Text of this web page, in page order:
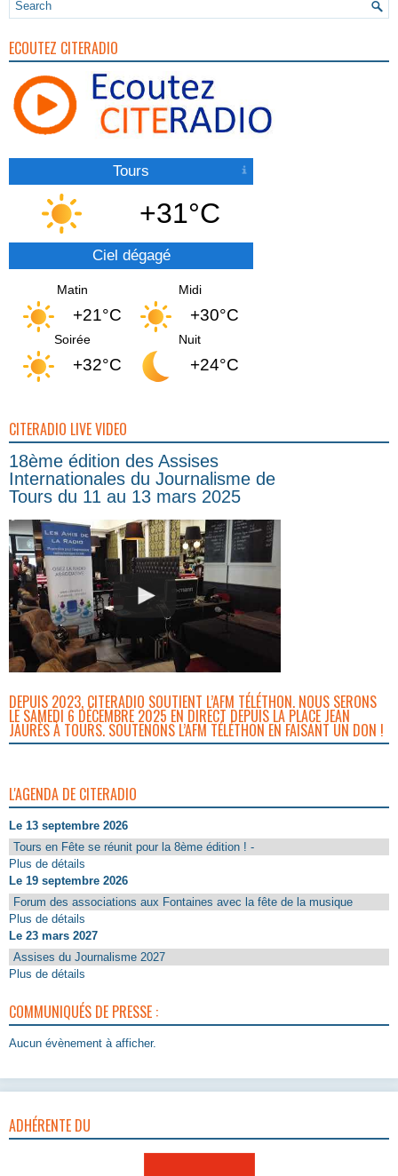
ECOUTEZ CITERADIO
Tours
+31°C
Ciel dégagé
Matin
+21°C
Midi
+30°C
Soirée
+32°C
Nuit
+24°C
CITERADIO LIVE VIDEO
18ème édition des Assises
Internationales du Journalisme de
Tours du 11 au 13 mars 2025
DEPUIS 2023, CITERADIO SOUTIENT L’AFM TÉLÉTHON. NOUS SERONS
LE SAMEDI 6 DÉCEMBRE 2025 EN DIRECT DEPUIS LA PLACE JEAN
JAURÈS À TOURS. SOUTENONS L’AFM TÉLÉTHON EN FAISANT UN DON !
L'AGENDA DE CITERADIO
Le 13 septembre 2026
Tours en Fête se réunit pour la 8ème édition ! -
Plus de détails
Le 19 septembre 2026
Forum des associations aux Fontaines avec la fête de la musique
Plus de détails
Le 23 mars 2027
Assises du Journalisme 2027
Plus de détails
COMMUNIQUÉS DE PRESSE :
Aucun évènement à afficher.
ADHÉRENTE DU